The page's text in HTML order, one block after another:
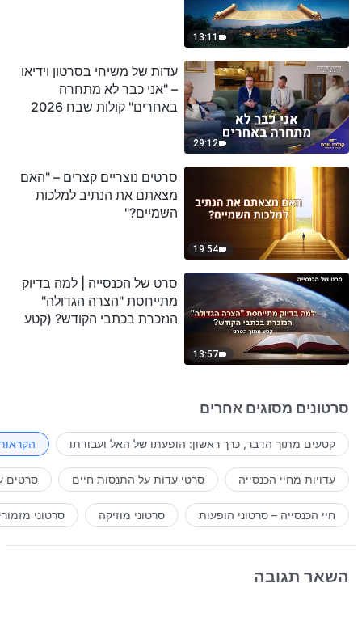
13:11
29:12
עדות של משיחי בסרטון וידיאו
– "אני כבר לא מתחרה
באחרים" קולות שבח 2026
19:54
סרטים נוצריים קצרים – "האם
מצאתם את הנתיב למלכות
השמיים?"
13:57
סרט של הכנסייה | למה בדיוק
מתייחסת "הצרה הגדולה"
הנזכרת בכתבי הקודש? (קטע
סרטונים מסוגים אחרים
קטעים מתוך הדבר, כרך ראשון: הופעתו של האל ועבודתו
עדויות מחיי הכנסייה סרטי עדוּת על התנסוּת חיים סרטים
חיי הכנסייה – סרטוני הופעות סרטוני מוזיקה סרטוני
השאר תגובה